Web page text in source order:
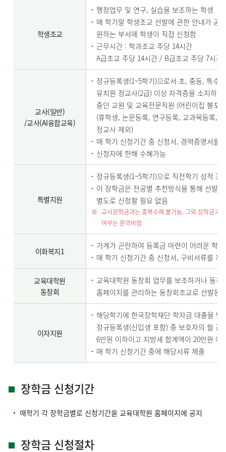
학생조교
행정업무 및 연구, 실습을 보조하는 학생
매 학기말 학생조교 선발에 관한 안내가 공
원하는 부서에 학생이 직접 신청함
근무시간 : 학과조교 주당 14시간
A급조교 주당 14시간 / B급조교 주당 7시간
교사(일반)
/교사(AI융합교육)
정규등록생(1~5학기)으로서 초, 중등, 특수
유치원 정교사(2급) 이상 자격증을 소지하고
중인 교원 및 교육전문직원 (어린이집 불포
(휴학생, 논문등록, 연구등록, 교과목등록,
정교사 제외)
매 학기 신청기간 중 신청서, 경력증명서를
신청자에 한해 수혜가능
특별지원
정규등록생(1~5학기)으로 직전학기 성적
이 장학금은 전공별 추천방식을 통해 선발
별도로 신청할 필요 없음
교사장학금과는 중복수혜 불가능, 그외 장학금과
여부는 문의바람
이화복지1
가계가 곤란하여 등록금 마련이 어려운 학생
매 학기 신청기간 중 신청서, 구비서류를 제
교육대학원
동창회
교육대학원 동창회 업무를 보조하거나 동창
홈페이지를 관리하는 동창회조교로 선발된
이자지원
해당학기에 한국장학재단 학자금 대출을 받
정규등록생(신입생 포함) 중 보호자의 월 건
6만원 이하이고 지방세 합계액이 20만원 이
매 학기 신청기간 중에 해당서류 제출
장학금 신청기간
매학기 각 장학금별로 신청기간을 교육대학원 홈페이지에 공지
장학금 신청절차